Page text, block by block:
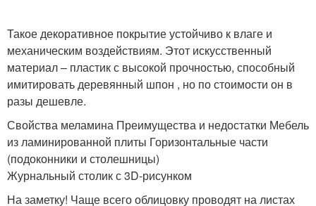
Такое декоративное покрытие устойчиво к влаге и
механическим воздействиям. Этот искусственный
материал – пластик с высокой прочностью, способный
имитировать деревянный шпон , но по стоимости он в
разы дешевле.
Свойства меламина Преимущества и недостатки Мебель
из ламинированной плиты Горизонтальные части
(подоконники и столешницы)
Журнальный столик с 3D-рисунком
На заметку! Чаще всего облицовку проводят на листах